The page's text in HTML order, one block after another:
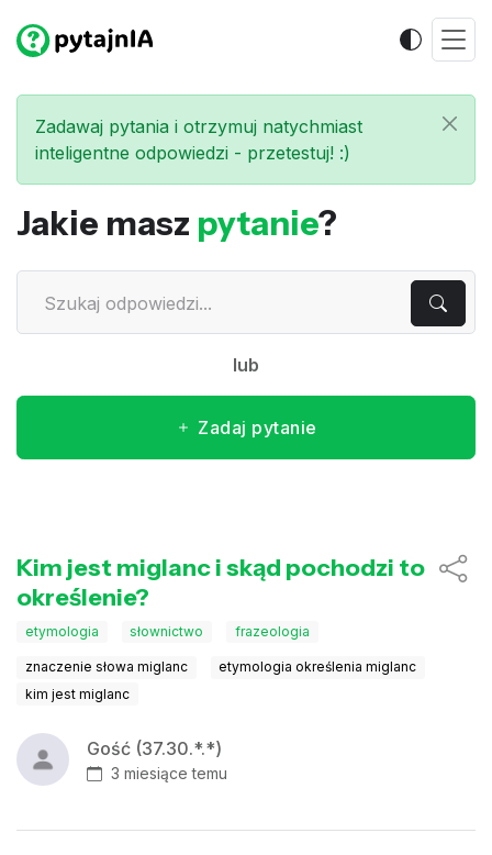
Zadawaj pytania i otrzymuj natychmiast
inteligentne odpowiedzi - przetestuj! :)
Jakie masz pytanie?
lub
Zadaj pytanie
Kim jest miglanc i skąd pochodzi to
określenie?
etymologia słownictwo frazeologia
znaczenie słowa miglanc
etymologia określenia miglanc
kim jest miglanc
Gość (37.30.*.*)
3 miesiące temu